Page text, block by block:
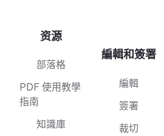
资源
部落格
PDF 使用教學
指南
知識庫
編輯和簽署
編輯
簽署
裁切